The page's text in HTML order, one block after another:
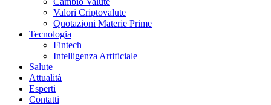
Valori Criptovalute
Quotazioni Materie Prime
Tecnologia
Fintech
Intelligenza Artificiale
Salute
Attualità
Esperti
Contatti